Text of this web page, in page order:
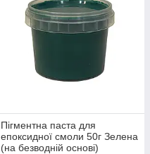
Пігментна паста для
епоксидної смоли 50г Зелена
(на безводній основі)